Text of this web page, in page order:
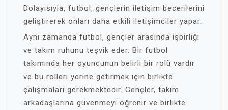
Dolayısıyla, futbol, gençlerin iletişim becerilerini
geliştirerek onları daha etkili iletişimciler yapar.
Aynı zamanda futbol, gençler arasında işbirliği
ve takım ruhunu teşvik eder. Bir futbol
takımında her oyuncunun belirli bir rolü vardır
ve bu rolleri yerine getirmek için birlikte
çalışmaları gerekmektedir. Gençler, takım
arkadaşlarına güvenmeyi öğrenir ve birlikte